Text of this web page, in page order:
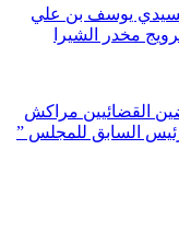
بسيدي يوسف بن علي
مخدر الشيرا
القضائيين مراكش
السابق للمجلس ”